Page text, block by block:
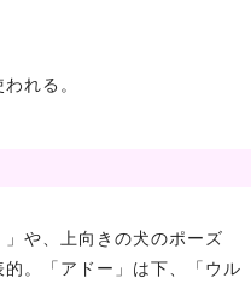
れる。
や、上向きの犬のポーズ
。「アドー」は下、「ウル